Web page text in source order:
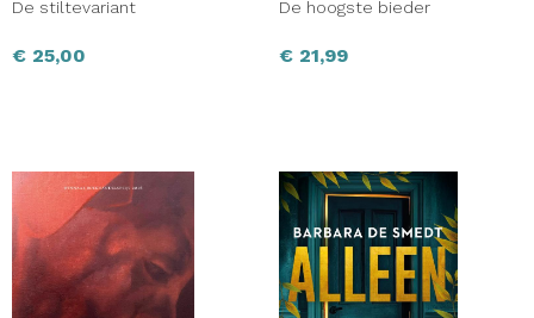
De stiltevariant
€ 25,00
De hoogste bieder
€ 21,99